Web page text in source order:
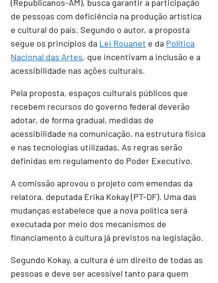
(Republicanos-AM), busca garantir a participação
de pessoas com deficiência na produção artística
e cultural do país. Segundo o autor, a proposta
segue os princípios da Lei Rouanet e da Política
Nacional das Artes, que incentivam a inclusão e a
acessibilidade nas ações culturais.
Pela proposta, espaços culturais públicos que
recebem recursos do governo federal deverão
adotar, de forma gradual, medidas de
acessibilidade na comunicação, na estrutura física
e nas tecnologias utilizadas. As regras serão
definidas em regulamento do Poder Executivo.
A comissão aprovou o projeto com emendas da
relatora, deputada Erika Kokay (PT-DF). Uma das
mudanças estabelece que a nova política será
executada por meio dos mecanismos de
financiamento à cultura já previstos na legislação.
Segundo Kokay, a cultura é um direito de todas as
pessoas e deve ser acessível tanto para quem